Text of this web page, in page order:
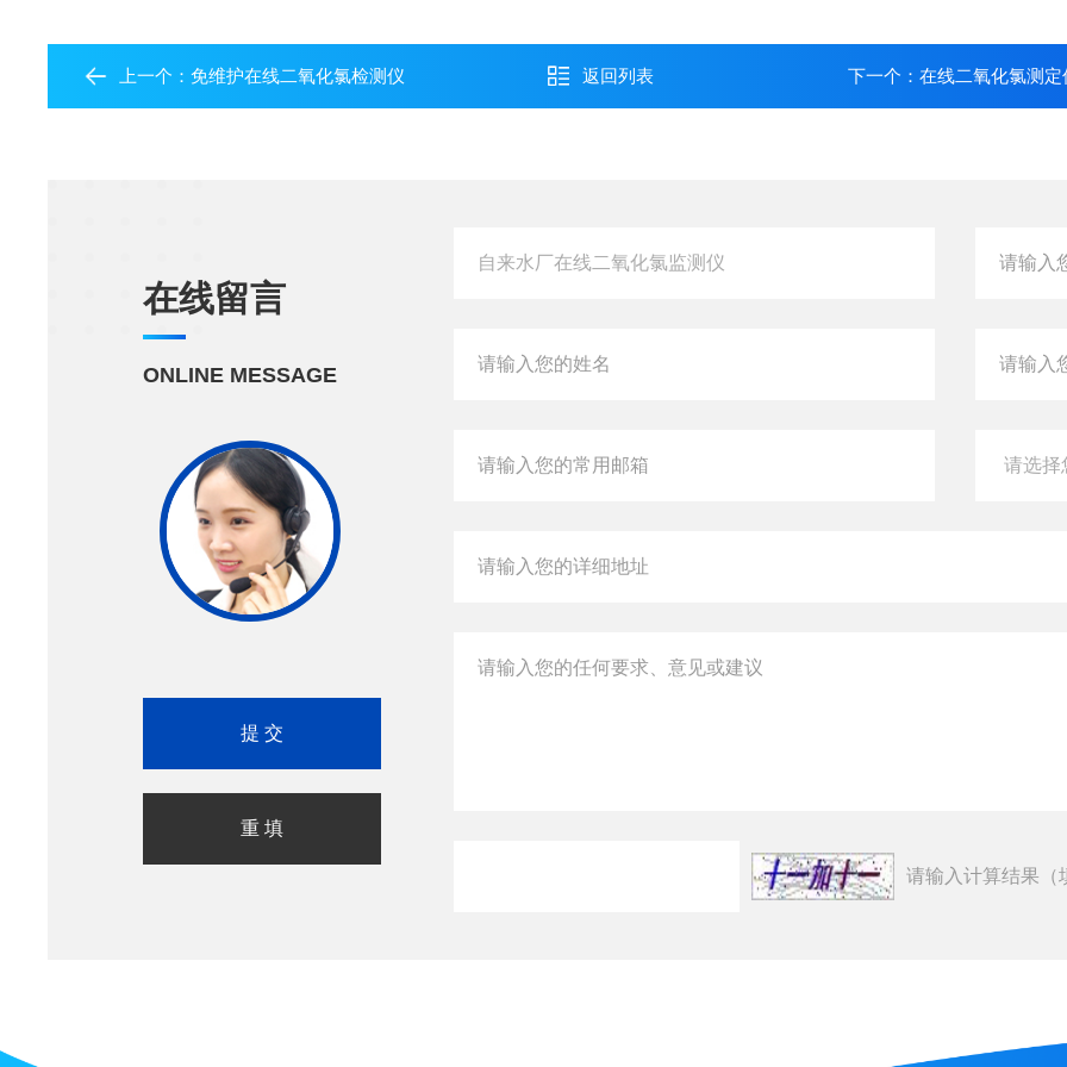
上一个：免维护在线二氧化氯检测仪 返回列表 下一个： 在线二氧化氯测定
在线留言
ONLINE MESSAGE
请输入计算结果（